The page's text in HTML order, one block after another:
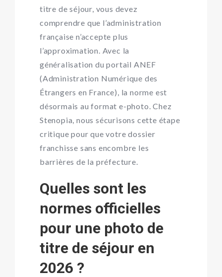
titre de séjour, vous devez
comprendre que l’administration
française n’accepte plus
l’approximation. Avec la
généralisation du portail ANEF
(Administration Numérique des
Étrangers en France), la norme est
désormais au format e-photo. Chez
Stenopia, nous sécurisons cette étape
critique pour que votre dossier
franchisse sans encombre les
barrières de la préfecture.
Quelles sont les
normes officielles
pour une photo de
titre de séjour en
2026 ?